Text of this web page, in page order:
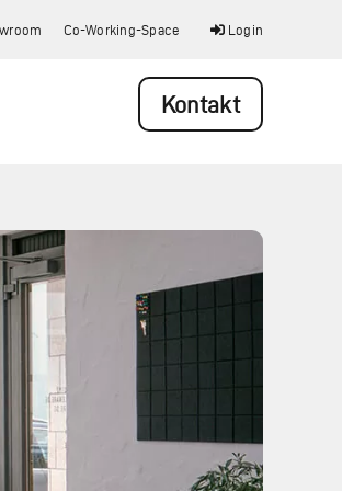
Co-Working-Space Login
Kontakt